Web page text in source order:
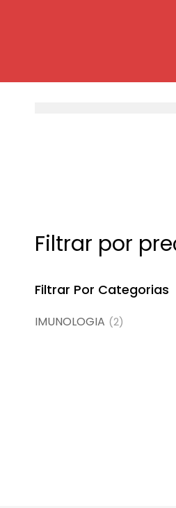
Filtrar por
Filtrar Por Categorias
IMUNOLOGIA (2)